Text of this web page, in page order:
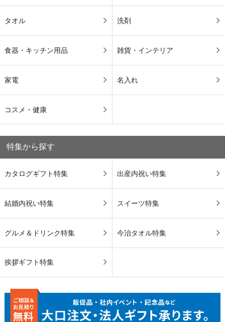
タオル 洗剤
食器・キッチン用品 雑貨・インテリア
家電 名入れ
コスメ・健康
特集から探す
カタログギフト特集 出産内祝い特集
結婚内祝い特集 スイーツ特集
グルメ＆ドリンク特集 今治タオル特集
挨拶ギフト特集